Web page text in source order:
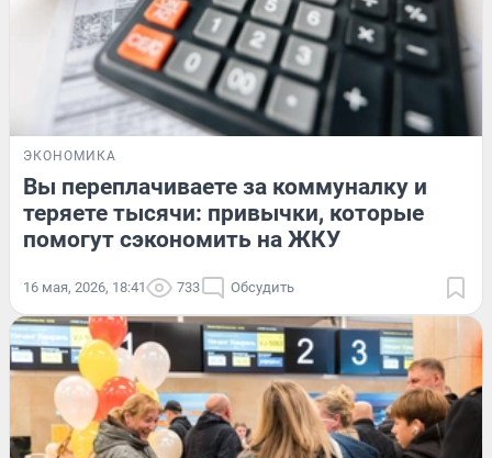
ЭКОНОМИКА
Вы переплачиваете за коммуналку и
теряете тысячи: привычки, которые
помогут сэкономить на ЖКУ
16 мая, 2026, 18:41 733 Обсудить